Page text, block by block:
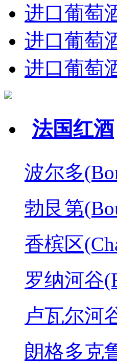
进口葡萄
进口葡萄
进口葡萄
法国红酒
波尔多
勃艮第
香槟区
罗纳河谷
卢瓦尔河
朗格多克